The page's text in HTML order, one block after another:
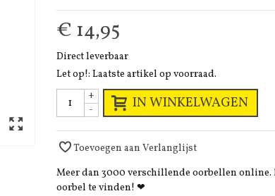
€ 14,95
Direct leverbaar
Let op!: Laatste artikel op voorraad.
-
+ IN WINKELWAGEN
Toevoegen aan Verlanglijst
Meer dan 3000 verschillende oorbellen online.
oorbel te vinden! ❤